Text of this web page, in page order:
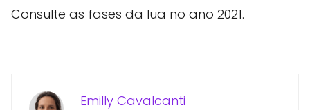
Consulte as fases da lua no ano 2021.
Emilly Cavalcanti